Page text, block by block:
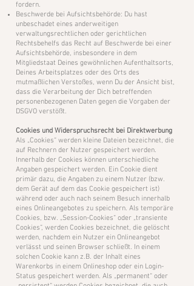
fordern.
Beschwerde bei Aufsichtsbehörde: Du hast
unbeschadet eines anderweitigen
verwaltungsrechtlichen oder gerichtlichen
Rechtsbehelfs das Recht auf Beschwerde bei einer
Aufsichtsbehörde, insbesondere in dem
Mitgliedstaat Deines gewöhnlichen Aufenthaltsorts,
Deines Arbeitsplatzes oder des Orts des
mutmaßlichen Verstoßes, wenn Du der Ansicht bist,
dass die Verarbeitung der Dich betreffenden
personenbezogenen Daten gegen die Vorgaben der
DSGVO verstößt.
​Cookies und Widerspruchsrecht bei Direktwerbung
Als „Cookies“ werden kleine Dateien bezeichnet, die
auf Rechnern der Nutzer gespeichert werden.
Innerhalb der Cookies können unterschiedliche
Angaben gespeichert werden. Ein Cookie dient
primär dazu, die Angaben zu einem Nutzer (bzw.
dem Gerät auf dem das Cookie gespeichert ist)
während oder auch nach seinem Besuch innerhalb
eines Onlineangebotes zu speichern. Als temporäre
Cookies, bzw. „Session-Cookies“ oder „transiente
Cookies“, werden Cookies bezeichnet, die gelöscht
werden, nachdem ein Nutzer ein Onlineangebot
verlässt und seinen Browser schließt. In einem
solchen Cookie kann z.B. der Inhalt eines
Warenkorbs in einem Onlineshop oder ein Login-
Status gespeichert werden. Als „permanent“ oder